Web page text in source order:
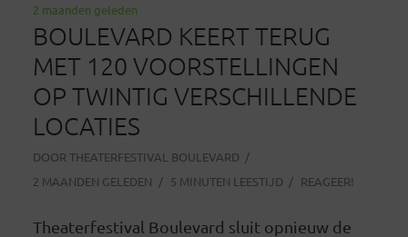
2 maanden geleden
BOULEVARD KEERT TERUG
MET 120 VOORSTELLINGEN
OP TWINTIG VERSCHILLENDE
LOCATIES
DOOR THEATERFESTIVAL BOULEVARD
2 MAANDEN GELEDEN
5 MINUTEN LEESTIJD REAGEER!
Theaterfestival Boulevard sluit opnieuw de